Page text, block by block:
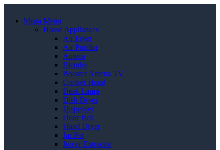
Mega Menu
Home Appliances
Air Fryer
Air Purifier
Antena
Blender
Booster Antena TV
Cooker Hood
Desk Lamp
Dish Dryer
Dispenser
Door Bell
Hand Dryer
Jar Pot
Juicer Extractor